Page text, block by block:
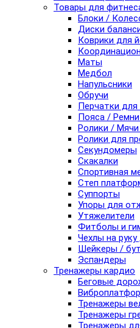
Товары для
Блоки /
Диски
Коврики для
Маты
Медбол
Напульсники
Обручи
Перчатки
Пояса /
Ролики /
Ролики для
Секундомеры
Скакалки
Спортивная
Степ
Суппорты
Упоры для
Утяжелители
Фитболы и
Чехлы на
Шейкеры /
Эспандеры
Тренажеры кардио
Беговые
Тренажеры
Тренажеры
Тренажеры